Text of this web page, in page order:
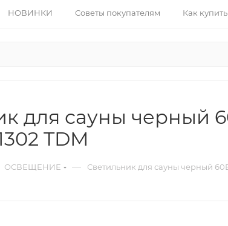
НОВИНКИ Советы покупателям Как купить
для сауны черный
TDM
ОСВЕЩЕНИЕ — Светильник для сауны черный